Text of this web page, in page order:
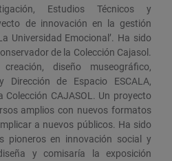
Estudios Técnicos y
de innovación en la gestión
Universidad Emocional’. Ha sido
de la Colección Cajasol.
diseño museográfico,
Dirección de Espacio ESCALA,
Colección CAJASOL. Un proyecto
amplios con nuevos formatos
a nuevos públicos. Ha sido
pioneros en innovación social y
y comisaría la exposición